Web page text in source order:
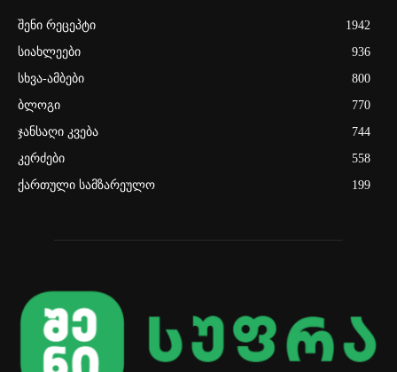
შენი რეცეპტი
1942
სიახლეები
936
სხვა-ამბები
800
ბლოგი
770
ჯანსაღი კვება
744
კერძები
558
ქართული სამზარეულო
199